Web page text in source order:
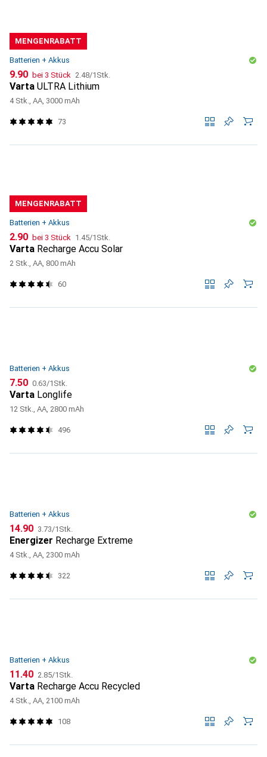
MENGENRABATT
Batterien + Akkus
CHF
9.90 bei 3 Stück CHF
2.48/1Stk.
Varta ULTRA Lithium
4 Stk., AA, 3000 mAh
73
MENGENRABATT
Batterien + Akkus
CHF
2.90 bei 3 Stück CHF
1.45/1Stk.
Varta Recharge Accu Solar
2 Stk., AA, 800 mAh
60
Batterien + Akkus
CHF
7.50 CHF
0.63/1Stk.
Varta Longlife
12 Stk., AA, 2800 mAh
496
Batterien + Akkus
CHF
14.90 CHF
3.73/1Stk.
Energizer Recharge Extreme
4 Stk., AA, 2300 mAh
322
Batterien + Akkus
CHF
11.40 CHF
2.85/1Stk.
Varta Recharge Accu Recycled
4 Stk., AA, 2100 mAh
108